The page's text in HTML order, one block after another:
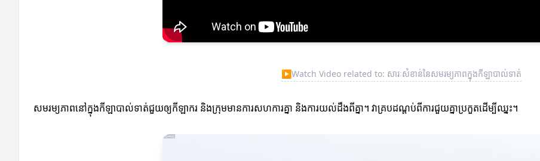
▶Watch Video related to: សារៈសំខាន់នៃសមរម្យភាពក្នុងកីឡាបាល់ទាត់
សមរម្យភាពនៅក្នុងកីឡាបាល់ទាត់ជួយឲ្យកីឡាករ និងក្រុមមានការសហការគ្នា និងការយល់ដឹងពីគ្នា។ វាគ្របដណ្តប់ពីការជួយគ្នាប្រកួតដើម្បីឈ្នះ។